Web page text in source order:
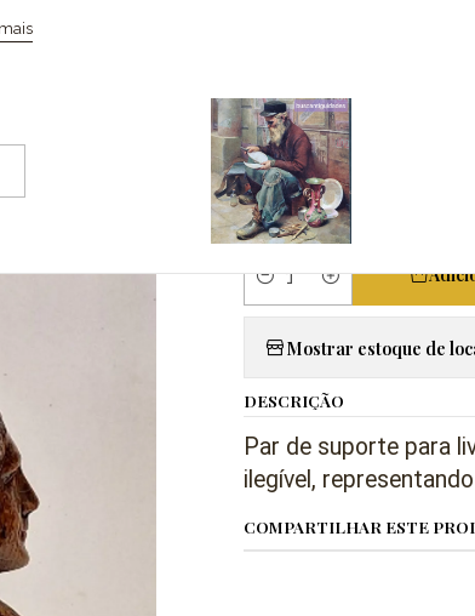
de livros, bookends, bustos de casal da Bretanha,
|
Suporte de
casal da
madeira.
Quantidade
Mostrar estoque de
DESCRIÇÃO
Par de suporte para
ilegível,
COMPARTILHAR ESTE